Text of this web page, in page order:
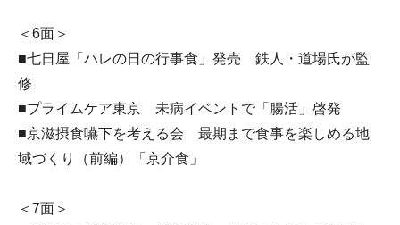
＜6面＞
■七日屋「ハレの日の行事食」発売 鉄人・道場氏が監
修
■プライムケア東京 未病イベントで「腸活」啓発
■京滋摂食嚥下を考える会 最期まで食事を楽しめる地
域づくり（前編）「京介食」
＜7面＞